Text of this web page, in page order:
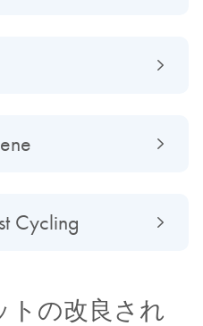
Cycling
トの改良され